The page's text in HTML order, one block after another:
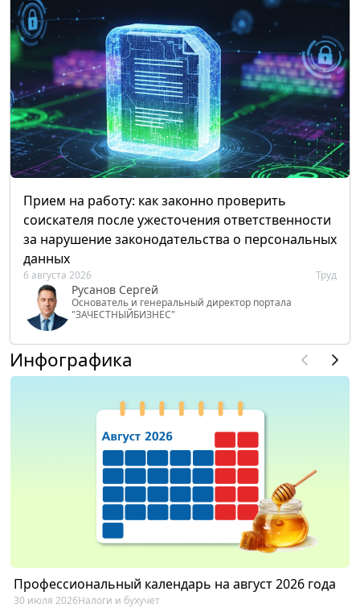
Прием на работу: как законно проверить
соискателя после ужесточения ответственности
за нарушение законодательства о персональных
данных
6 августа 2026 Труд
Русанов Сергей
Основатель и генеральный директор портала
"ЗАЧЕСТНЫЙБИЗНЕС"
Инфографика
Профессиональный календарь на август 2026 года
30 июля 2026Налоги и бухучет